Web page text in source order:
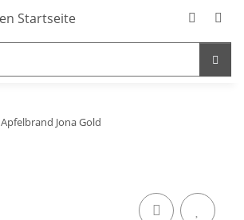
Apfelbrand Jona Gold